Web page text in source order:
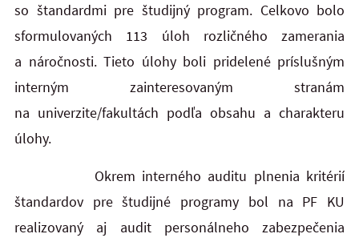
so štandardmi pre študijný program. Celkovo bolo
sformulovaných 113 úloh rozličného zamerania
a náročnosti. Tieto úlohy boli pridelené príslušným
interným zainteresovaným stranám
na univerzite/fakultách podľa obsahu a charakteru
úlohy.
Okrem interného auditu plnenia kritérií
štandardov pre študijné programy bol na PF KU
realizovaný aj audit personálneho zabezpečenia